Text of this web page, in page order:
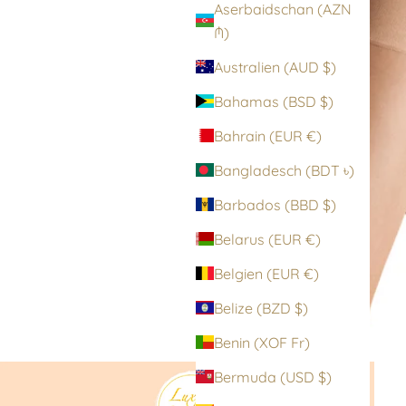
Aserbaidschan (AZN
₼)
Australien (AUD $)
Bahamas (BSD $)
Bahrain (EUR €)
Bangladesch (BDT ৳)
Barbados (BBD $)
Belarus (EUR €)
Belgien (EUR €)
Belize (BZD $)
Benin (XOF Fr)
Bermuda (USD $)